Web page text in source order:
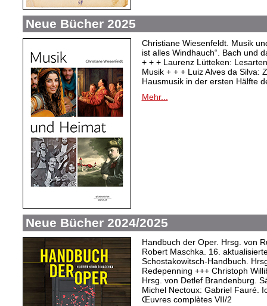
Neue Bücher 2025
Christiane Wiesenfeldt. Musik
ist alles Windhauch“. Bach und
+ + + Laurenz Lütteken:
Musik + + + Luiz Alves da Silva:
Hausmusik in der ersten Hälfte
Mehr...
Neue Bücher 2024/2025
Handbuch der Oper. Hrsg. von
Robert Maschka. 16.
Schostakowitsch-Handbuch.
Redepenning +++ Christoph
Hrsg. von Detlef Brandenburg.
Michel Nectoux: Gabriel Fauré.
Œuvres complètes VII/2